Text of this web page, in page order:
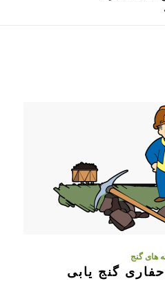
های گنج
گنج یابی